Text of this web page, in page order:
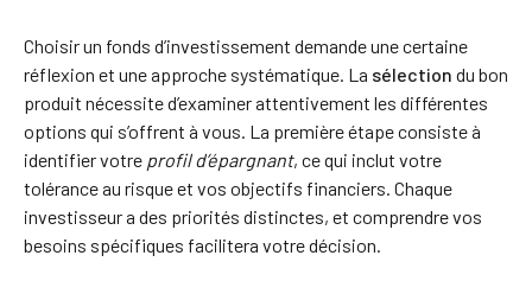
Choisir un fonds d’investissement demande une certaine
réflexion et une approche systématique. La sélection du bon
produit nécessite d’examiner attentivement les différentes
options qui s’offrent à vous. La première étape consiste à
identifier votre profil d’épargnant, ce qui inclut votre
tolérance au risque et vos objectifs financiers. Chaque
investisseur a des priorités distinctes, et comprendre vos
besoins spécifiques facilitera votre décision.